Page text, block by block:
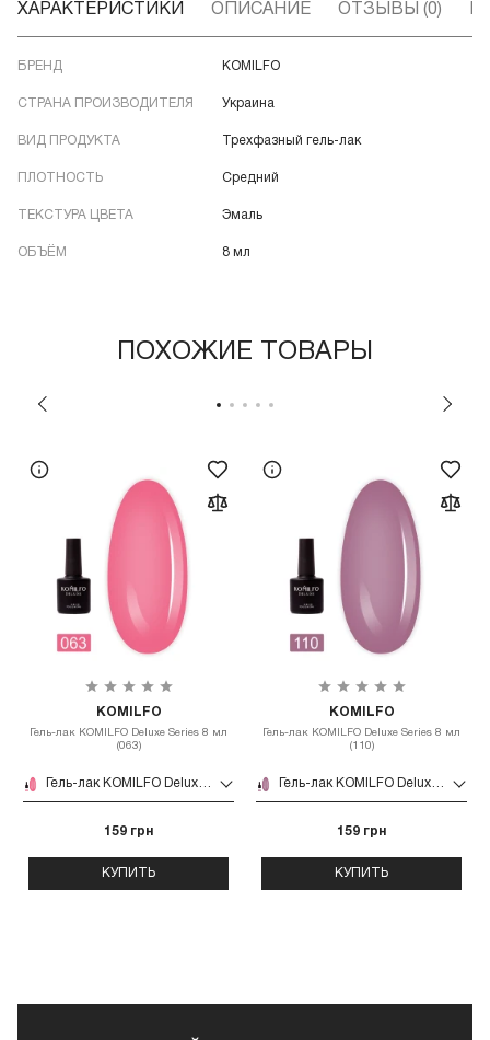
ХАРАКТЕРИСТИКИ ОПИСАНИЕ ОТЗЫВЫ (0)
БРЕНД KOMILFO
СТРАНА ПРОИЗВОДИТЕЛЯ Украина
ВИД ПРОДУКТА Трехфазный гель-лак
ПЛОТНОСТЬ Средний
ТЕКСТУРА ЦВЕТА Эмаль
ОБЪЁМ 8 мл
ПОХОЖИЕ ТОВАРЫ
KOMILFO
Гель-лак KOMILFO Deluxe Series 8 мл
(063)
Гель-лак KOMILFO Deluxe Series 8 мл (063)
159 грн
КУПИТЬ
KOMILFO
Гель-лак KOMILFO Deluxe Series 8 мл
(110)
Гель-лак KOMILFO Deluxe Series 8 мл (110)
159 грн
КУПИТЬ